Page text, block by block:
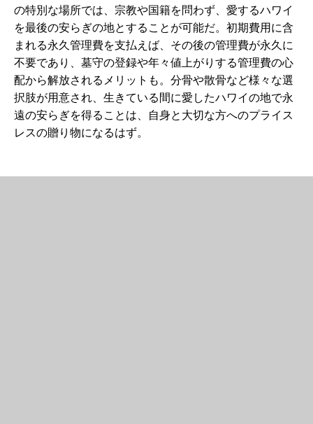
の特別な場所では、宗教や国籍を問わず、愛するハワイ
を最後の安らぎの地とすることが可能だ。初期費用に含
まれる永久管理費を支払えば、その後の管理費が永久に
不要であり、墓守の登録や年々値上がりする管理費の心
配から解放されるメリットも。分骨や散骨など様々な選
択肢が用意され、生きている間に愛したハワイの地で永
遠の安らぎを得ることは、自身と大切な方へのプライス
レスの贈り物になるはず。